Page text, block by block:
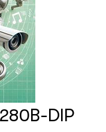
от краж
DIP